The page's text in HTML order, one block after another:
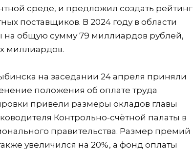
среде, и предложил создать рейтинг
поставщиков. В 2024 году в области
общую сумму 79 миллиардов рублей,
миллиардов.
на заседании 24 апреля приняли
положения об оплате труда
привели размеры окладов главы
Контрольно-счётной палаты в
правительства. Размер премий
увеличился на 20%, а фонд оплаты